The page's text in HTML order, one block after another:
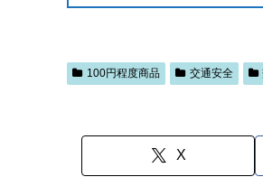
100円程度商品 交通安全
X